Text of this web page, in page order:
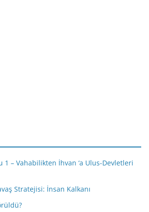
1 – Vahabilikten İhvan ‘a Ulus-Devletleri
Stratejisi: İnsan Kalkanı